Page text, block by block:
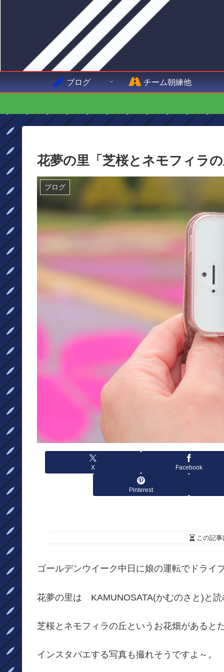
ブログ チーム朝練他
花夢の里「芝桜とネモフィラ
ブログ
X Facebook
Pinterest
この記事
ゴールデンウイーク中日に娘の運転でドライ
花夢の里は KAMUNOSATA(かむのさと)と読
芝桜とネモフィラの丘というお花畑があると
インスタバエする写真も撮れそうですよ～。